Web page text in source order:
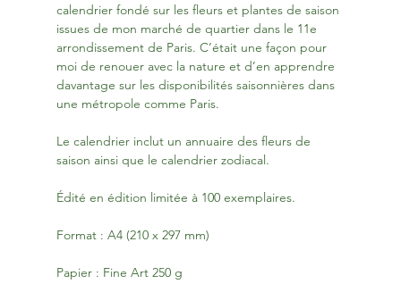
calendrier fondé sur les fleurs et plantes de saison
issues de mon marché de quartier dans le 11e
arrondissement de Paris. C’était une façon pour
moi de renouer avec la nature et d’en apprendre
davantage sur les disponibilités saisonnières dans
une métropole comme Paris.
Le calendrier inclut un annuaire des fleurs de
saison ainsi que le calendrier zodiacal.
Édité en édition limitée à 100 exemplaires.
Format : A4 (210 x 297 mm)
Papier : Fine Art 250 g